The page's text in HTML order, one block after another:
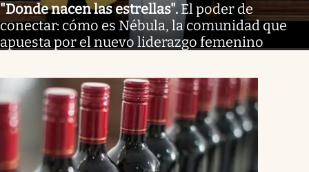
"Donde nacen las estrellas". El poder de
conectar: cómo es Nébula, la comunidad que
apuesta por el nuevo liderazgo femenino